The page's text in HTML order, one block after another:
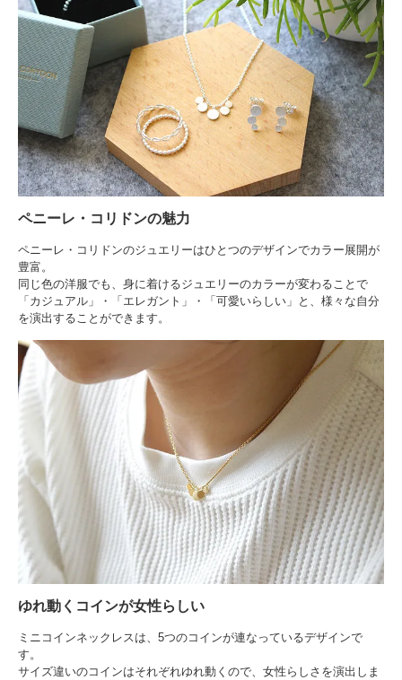
ペニーレ・コリドンの魅力
ペニーレ・コリドンのジュエリーはひとつのデザインでカラー展開が
豊富。
同じ色の洋服でも、身に着けるジュエリーのカラーが変わることで
「カジュアル」・「エレガント」・「可愛いらしい」と、様々な自分
を演出することができます。
ゆれ動くコインが女性らしい
ミニコインネックレスは、5つのコインが連なっているデザインで
す。
サイズ違いのコインはそれぞれゆれ動くので、女性らしさを演出しま